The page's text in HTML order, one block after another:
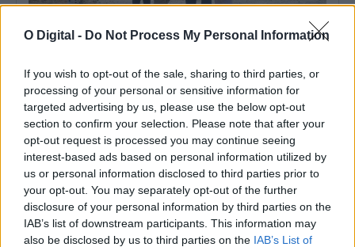
O Digital - Do Not Process My Personal Information
If you wish to opt-out of the sale, sharing to third parties, or
processing of your personal or sensitive information for
targeted advertising by us, please use the below opt-out
section to confirm your selection. Please note that after your
opt-out request is processed you may continue seeing
interest-based ads based on personal information utilized by
us or personal information disclosed to third parties prior to
your opt-out. You may separately opt-out of the further
disclosure of your personal information by third parties on the
IAB’s list of downstream participants. This information may
also be disclosed by us to third parties on the IAB’s List of
Câmara de Mourão e EDIA avançam com calcetamento de rua
na Aldeia da Luz, inacabada há 26 anos
A Câmara de Mourão e a Empresa de Desenvolvimento e
Infraestruturas do Alqueva (EDIA)...
28 Julho, 2026 - 20:30